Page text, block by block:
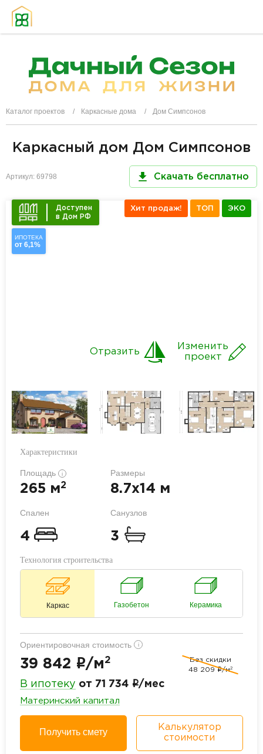
Каталог проектов Каркасные дома Дом Симпсонов
Каркасный дом Дом Симпсонов
Артикул: 69798 Скачать бесплатно
Доступен
в Дом РФ
ИПОТЕКА
от 6,1%
Хит продаж! ТОП ЭКО
Изменить
проект
Отразить
Характеристики
Площадь i
265 м2
Размеры
8.7x14 м
Спален
4
Санузлов
3
Технология строительства
Каркас Газобетон Керамика
Ориентировочная стоимость i
39 842 i/м 2
Без скидки
48 209 i/м2
В ипотеку от 71 734 i/мес
Материнский капитал
Получить смету
Калькулятор
стоимости